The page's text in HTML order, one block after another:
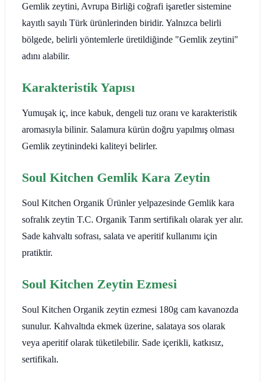
Gemlik zeytini, Avrupa Birliği coğrafi işaretler sistemine
kayıtlı sayılı Türk ürünlerinden biridir. Yalnızca belirli
bölgede, belirli yöntemlerle üretildiğinde "Gemlik zeytini"
adını alabilir.
Karakteristik Yapısı
Yumuşak iç, ince kabuk, dengeli tuz oranı ve karakteristik
aromasıyla bilinir. Salamura kürün doğru yapılmış olması
Gemlik zeytinindeki kaliteyi belirler.
Soul Kitchen Gemlik Kara Zeytin
Soul Kitchen Organik Ürünler yelpazesinde Gemlik kara
sofralık zeytin T.C. Organik Tarım sertifikalı olarak yer alır.
Sade kahvaltı sofrası, salata ve aperitif kullanımı için
pratiktir.
Soul Kitchen Zeytin Ezmesi
Soul Kitchen Organik zeytin ezmesi 180g cam kavanozda
sunulur. Kahvaltıda ekmek üzerine, salataya sos olarak
veya aperitif olarak tüketilebilir. Sade içerikli, katkısız,
sertifikalı.